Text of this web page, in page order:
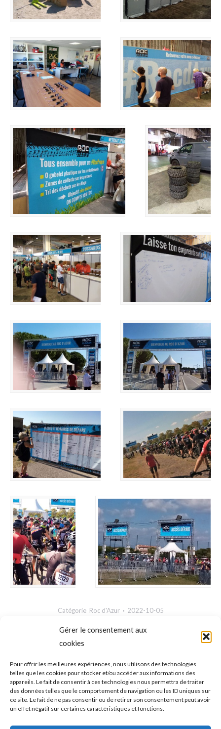
Gérer le consentement aux
cookies
Pour offrir les meilleures expériences, nous utilisons des technologies
telles que les cookies pour stocker et/ou accéder aux informations des
appareils. Le fait de consentir à ces technologies nous permettra de traiter
des données telles que le comportement de navigation ou les ID uniques sur
ce site. Le fait de ne pas consentir ou de retirer son consentement peut avoir
un effet négatif sur certaines caractéristiques et fonctions.
Catégorie Roc d'Azur 2022-10-05
DE
COMMENTAIRE
ONGLET PRÉCÉDENT
Onglet
précédent
PORT-FRÉJUS CANAL TROPHY – La
sécurité n’a pas d’âge => 2 octobre 2022